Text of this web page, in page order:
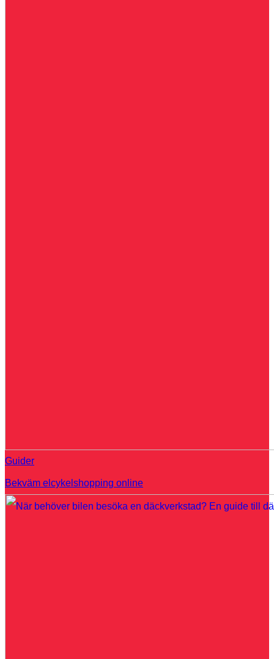
Guider
Bekväm elcykelshopping online